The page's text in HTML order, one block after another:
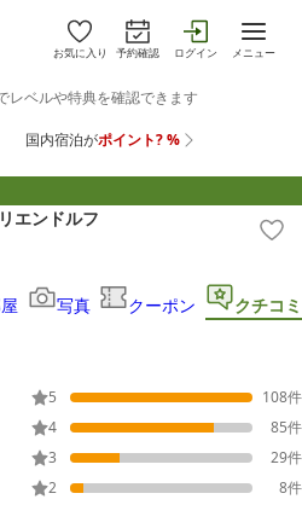
お気に入り 予約確認 ログイン メニュー
エンドルフ
写真 クーポン クチコミ
5 108件
4
85件
3
29件
2
8件